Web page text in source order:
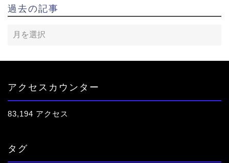
過去の記事
アクセスカウンター
83,194 アクセス
タグ